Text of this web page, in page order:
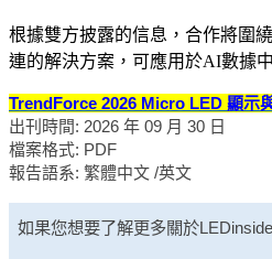
根據雙方披露的信息，合作將圍
連的解決方案，可應用於AI數據
TrendForce 2026 Micro LED 顯示
出刊時間: 2026 年 09 月 30 日
檔案格式: PDF
報告語系: 繁體中文 /英文
如果您想要了解更多關於LEDinside